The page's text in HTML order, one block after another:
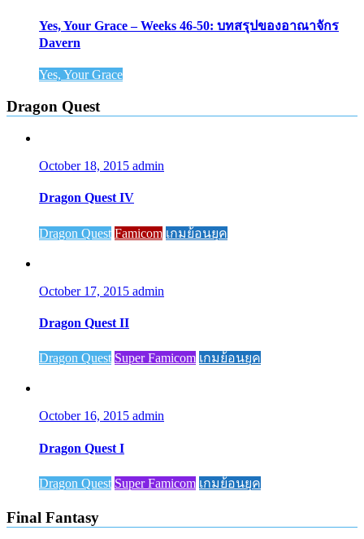
Yes, Your Grace – Weeks 46-50: บทสรุปของอาณาจักร
Davern
Yes, Your Grace
Dragon Quest
October 18, 2015 admin
Dragon Quest IV
Dragon Quest Famicom เกมย้อนยุค
October 17, 2015 admin
Dragon Quest II
Dragon Quest Super Famicom เกมย้อนยุค
October 16, 2015 admin
Dragon Quest I
Dragon Quest Super Famicom เกมย้อนยุค
Final Fantasy